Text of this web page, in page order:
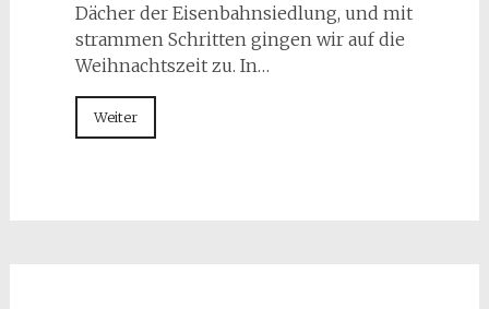
Dächer der Eisenbahnsiedlung, und mit
strammen Schritten gingen wir auf die
Weihnachtszeit zu. In…
Weiter